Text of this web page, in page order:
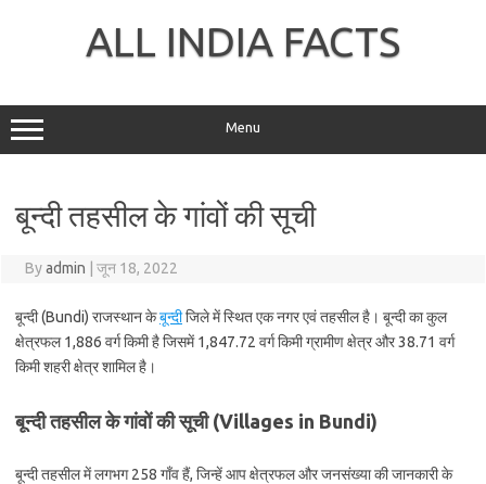
ALL INDIA FACTS
Menu
बून्दी तहसील के गांवों की सूची
Byadmin जून 18, 2022
बून्दी (Bundi) राजस्थान केबून्दीजिले में स्थित एक नगर एवं तहसील है। बून्दी का कुल
क्षेत्रफल 1,886 वर्ग किमी है जिसमें 1,847.72 वर्ग किमी ग्रामीण क्षेत्र और 38.71 वर्ग
किमी शहरी क्षेत्र शामिल है।
बून्दी तहसील के गांवों की सूची (Villages in Bundi)
बून्दी तहसील में लगभग 258 गाँव हैं, जिन्हें आप क्षेत्रफल और जनसंख्या की जानकारी के